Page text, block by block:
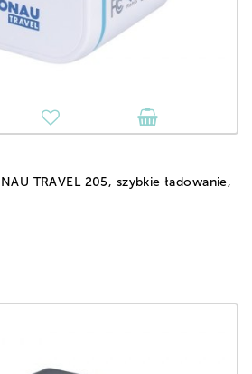
TRAVEL 205, szybkie ładowanie,